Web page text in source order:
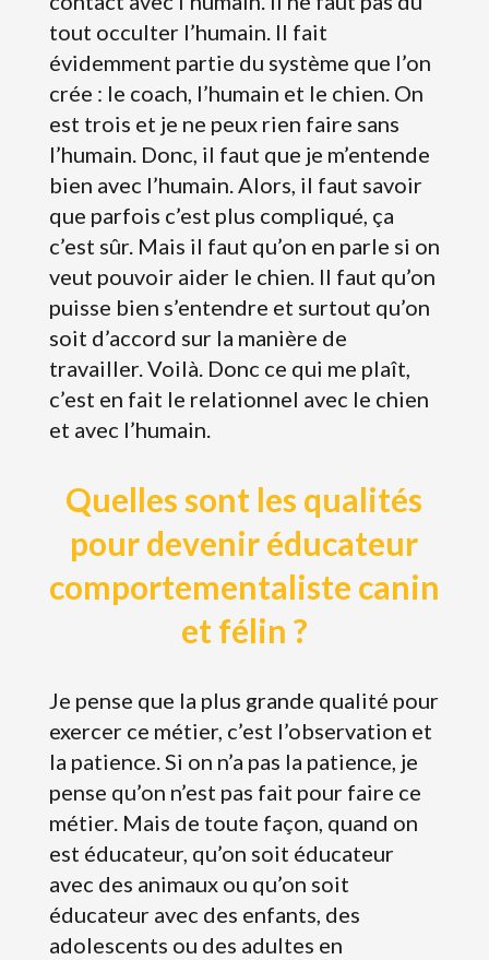
tout occulter l’humain. Il fait
évidemment partie du système que l’on
crée : le coach, l’humain et le chien. On
est trois et je ne peux rien faire sans
l’humain. Donc, il faut que je m’entende
bien avec l’humain. Alors, il faut savoir
que parfois c’est plus compliqué, ça
c’est sûr. Mais il faut qu’on en parle si on
veut pouvoir aider le chien. Il faut qu’on
puisse bien s’entendre et surtout qu’on
soit d’accord sur la manière de
travailler. Voilà. Donc ce qui me plaît,
c’est en fait le relationnel avec le chien
et avec l’humain.
Quelles sont les qualités
pour devenir éducateur
comportementaliste canin
et félin ?
Je pense que la plus grande qualité pour
exercer ce métier, c’est l’observation et
la patience. Si on n’a pas la patience, je
pense qu’on n’est pas fait pour faire ce
métier. Mais de toute façon, quand on
est éducateur, qu’on soit éducateur
avec des animaux ou qu’on soit
éducateur avec des enfants, des
adolescents ou des adultes en